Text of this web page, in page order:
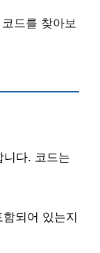
드를 찾아보
니다. 코드는
되어 있는지